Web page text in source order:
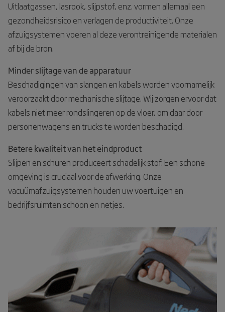
Uitlaatgassen, lasrook, slijpstof, enz. vormen allemaal een
gezondheidsrisico en verlagen de productiviteit. Onze
afzuigsystemen voeren al deze verontreinigende materialen
af bij de bron.
Minder slijtage van de apparatuur
Beschadigingen van slangen en kabels worden voornamelijk
veroorzaakt door mechanische slijtage. Wij zorgen ervoor dat
kabels niet meer rondslingeren op de vloer, om daar door
personenwagens en trucks te worden beschadigd.
Betere kwaliteit van het eindproduct
Slijpen en schuren produceert schadelijk stof. Een schone
omgeving is cruciaal voor de afwerking. Onze
vacuümafzuigsystemen houden uw voertuigen en
bedrijfsruimten schoon en netjes.